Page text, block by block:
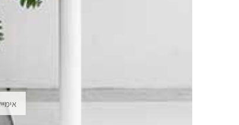
אימייל